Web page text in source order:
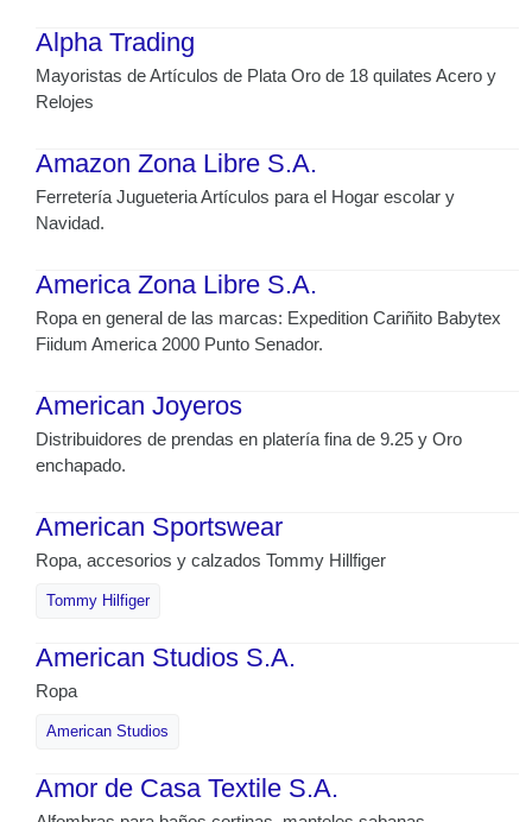
Alpha Trading
Mayoristas de Artículos de Plata Oro de 18 quilates Acero y
Relojes
Amazon Zona Libre S.A.
Ferretería Jugueteria Artículos para el Hogar escolar y
Navidad.
America Zona Libre S.A.
Ropa en general de las marcas: Expedition Cariñito Babytex
Fiidum America 2000 Punto Senador.
American Joyeros
Distribuidores de prendas en platería fina de 9.25 y Oro
enchapado.
American Sportswear
Ropa, accesorios y calzados Tommy Hillfiger
Tommy Hilfiger
American Studios S.A.
Ropa
American Studios
Amor de Casa Textile S.A.